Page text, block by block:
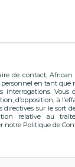
de contact, African
en tant que
Vous
d’opposition, à
sur le sort
relative au
notre Politique de